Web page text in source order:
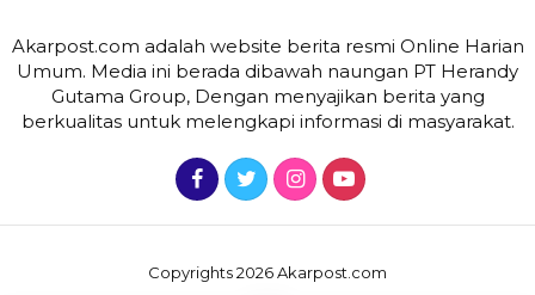
Akarpost.com adalah website berita resmi Online Harian
Umum. Media ini berada dibawah naungan PT Herandy
Gutama Group, Dengan menyajikan berita yang
berkualitas untuk melengkapi informasi di masyarakat.
Copyrights 2026 Akarpost.com